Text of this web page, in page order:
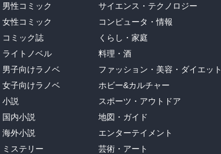
男性コミック
女性コミック
コミック誌
ライトノベル
男子向けラノベ
女子向けラノベ
小説
国内小説
海外小説
ミステリー
サイエンス・テクノロジー
コンピュータ・情報
くらし・家庭
料理・酒
ファッション・美容・ダイエット
ホビー&カルチャー
スポーツ・アウトドア
地図・ガイド
エンターテイメント
芸術・アート